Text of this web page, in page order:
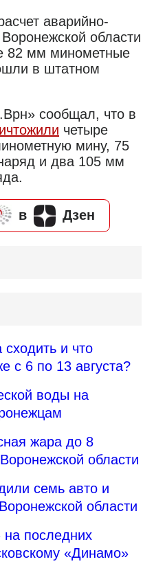
аварийно-
области
82 мм минометные
в штатном
сообщал, что в
четыре
мину, 75
и два 105 мм
в Дзен
и что
с 6 по 13 августа?
воды на
жара до 8
области
семь авто и
области
последних
«Динамо»